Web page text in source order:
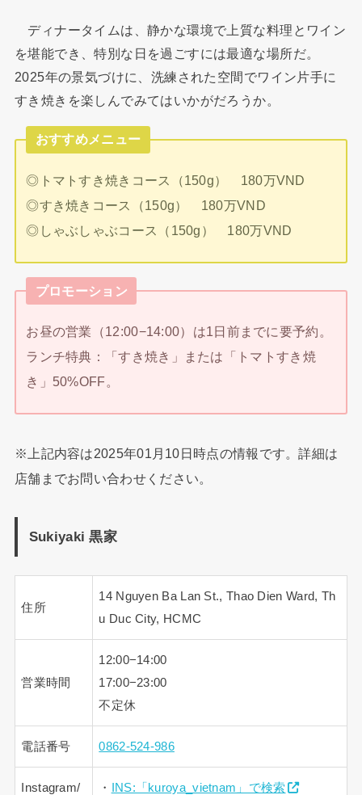
ディナータイムは、静かな環境で上質な料理とワイン
を堪能でき、特別な日を過ごすには最適な場所だ。
2025年の景気づけに、洗練された空間でワイン片手に
すき焼きを楽しんでみてはいかがだろうか。
おすすめメニュー
◎トマトすき焼きコース（150g） 180万VND
◎すき焼きコース（150g） 180万VND
◎しゃぶしゃぶコース（150g） 180万VND
プロモーション
お昼の営業（12:00−14:00）は1日前までに要予約。
ランチ特典：「すき焼き」または「トマトすき焼
き」50%OFF。
※上記内容は2025年01月10日時点の情報です。詳細は
店舗までお問い合わせください。
Sukiyaki 黒家
住所
14 Nguyen Ba Lan St., Thao Dien Ward, Th
u Duc City, HCMC
営業時間
12:00−14:00
17:00−23:00
不定休
電話番号 0862-524-986
Instagram/
・
INS:「kuroya_vietnam」で検索